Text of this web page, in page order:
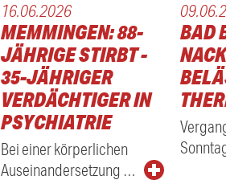
16.06.2026
MEMMINGEN: 88-
JÄHRIGE STIRBT -
35-JÄHRIGER
VERDÄCHTIGER IN
PSYCHIATRIE
Bei einer körperlichen
Auseinandersetzung …
BAD